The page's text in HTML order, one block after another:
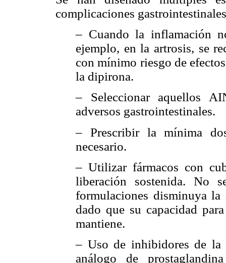
complicaciones
– Cuando la inflamación
ejemplo, en la artrosis, se
con mínimo riesgo de
la dipirona.
– Seleccionar aquellos
adversos gastrointestinales.
– Prescribir la mínima
necesario.
– Utilizar fármacos con
liberación sostenida. No
formulaciones disminuya
dado que su capacidad
mantiene.
– Uso de inhibidores de la
análogo de